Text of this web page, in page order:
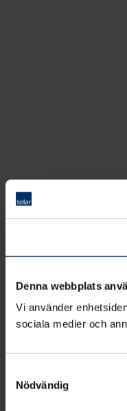
Denna webbplats
Vi använder
sociala medier och
Nödvändig